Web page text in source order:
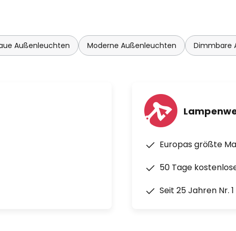
Außenleuchten Moderne Außenleuchten Dimmbare
Europas größte
50 Tage
Seit 25 Jahren Nr.